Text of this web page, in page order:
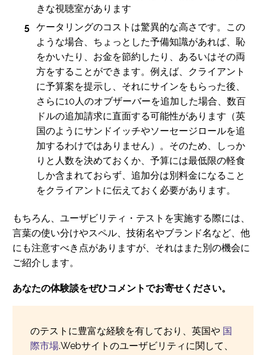
きな視聴室があります
ケータリングのコストは驚異的な高さです。この
ような場合、ちょっとした予備知識があれば、恥
をかいたり、お金を節約したり、あるいはその両
方をすることができます。例えば、クライアント
に予算案を提示し、それにサインをもらった後、
さらに10人のオブザーバーを追加した場合、数百
ドルの追加請求に直面する可能性があります（英
国のようにサンドイッチやソーセージロールを追
加するわけではありません）。そのため、しっか
りと人数を決めておくか、予算には最低限の軽食
しか含まれておらず、追加分は別料金になること
をクライアントに伝えておく必要があります。
もちろん、ユーザビリティ・テストを実施する際には、
言葉の使い分けやスペル、技術名やブランド名など、他
にも注意すべき点がありますが、それはまた別の機会に
ご紹介します。
あなたの体験談をぜひコメントでお寄せください。
のテストに豊富な経験を有しており、英国や 国
際市場.Webサイトのユーザビリティに関して、